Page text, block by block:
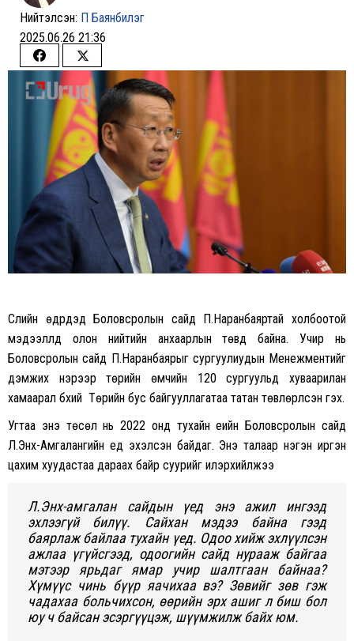
Нийтэлсэн: П Баянбилэг
2025.06.26 21:36
Share
on
Facebook
Share
on
Twitter
Сүүлийн өдрүүдэд Боловсролын сайд П.Наранбаяртай холбоотой
мэдээллүүд олон нийтийн анхаарлын төвд байна. Учир нь
Боловсролын сайд П.Наранбаярыг сургуулиудын Менежментийг
дэмжих нэрээр төрийн өмчийн 120 сургуульд хуваарилан
хамаарал бүхий Төрийн бус байгууллагатаа татан төвлөрүүлсэн гэх.
Угтаа энэ төсөл нь 2022 онд тухайн үеийн Боловсролын сайд
Л.Энх-Амгалангийн үед эхэлсэн байдаг. Энэ талаар нэгэн иргэн
цахим хуудастаа дараах байр суурийг илэрхийлжээ
Л.Энх-амгалан сайдын үед энэ ажил ингээд
эхлээгүй билүү. Сайхан мэдээ байна гээд
баярлаж байлаа тухайн үед. Одоо хийж эхлүүлсэн
ажлаа үгүйсгээд, одоогийн сайд нурааж байгаа
мэтээр ярьдаг ямар учир шалтгаан байнаа?
Хүмүүс чинь бүүр яачихаа вэ? Зөвийг зөв гэж
чадахаа больчихсон, өөрийн эрх ашиг л биш бол
юу ч байсан эсэргүүцэж, шүүмжилж байх юм.